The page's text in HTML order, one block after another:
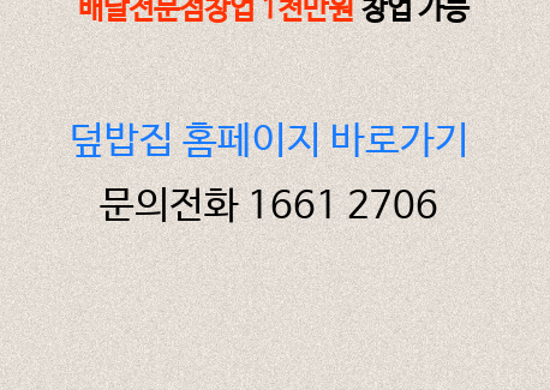
배달전문점창업 1천만원창업 가능
덮밥집 홈페이지 바로가기
문의전화 1661 2706